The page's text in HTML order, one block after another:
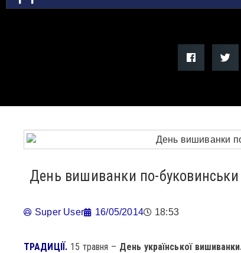
День вишиванки по-буковинськи
Super User 16/05/2014 18:53
ТРАДИЦІЇ. 15 травня – День української